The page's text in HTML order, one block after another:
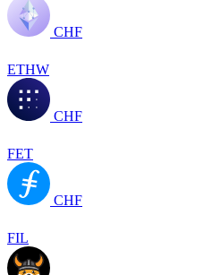
CHF
ETHW
CHF
FET
CHF
FIL